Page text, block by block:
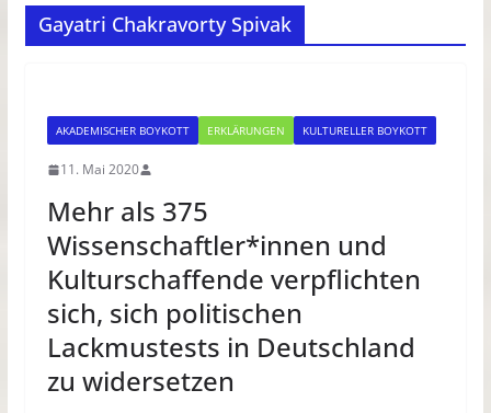
Gayatri Chakravorty Spivak
AKADEMISCHER BOYKOTT ERKLÄRUNGEN KULTURELLER BOYKOTT
11. Mai 2020
Mehr als 375
Wissenschaftler*innen und
Kulturschaffende verpflichten
sich, sich politischen
Lackmustests in Deutschland
zu widersetzen